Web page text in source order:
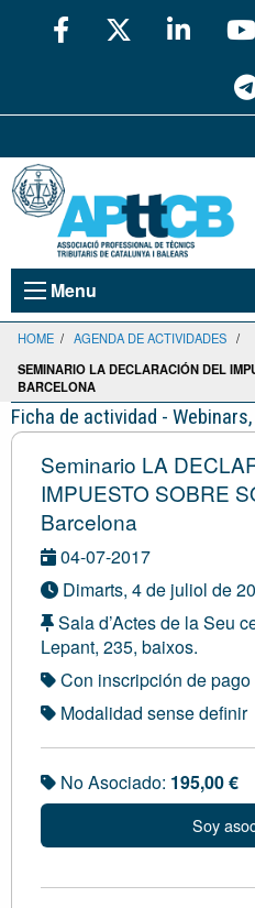
Menu
HOME / AGENDA DE ACTIVIDADES /
SEMINARIO LA DECLARACIÓN DEL
BARCELONA
Ficha de actividad -
Seminario LA
IMPUESTO SOBRE
Barcelona
04-07-2017
Dimarts, 4 de juliol de
Sala d’Actes de la Seu
Lepant, 235, baixos.
Con inscripción de pago
Modalidad sense definir
No Asociado: 195,00 €
Soy